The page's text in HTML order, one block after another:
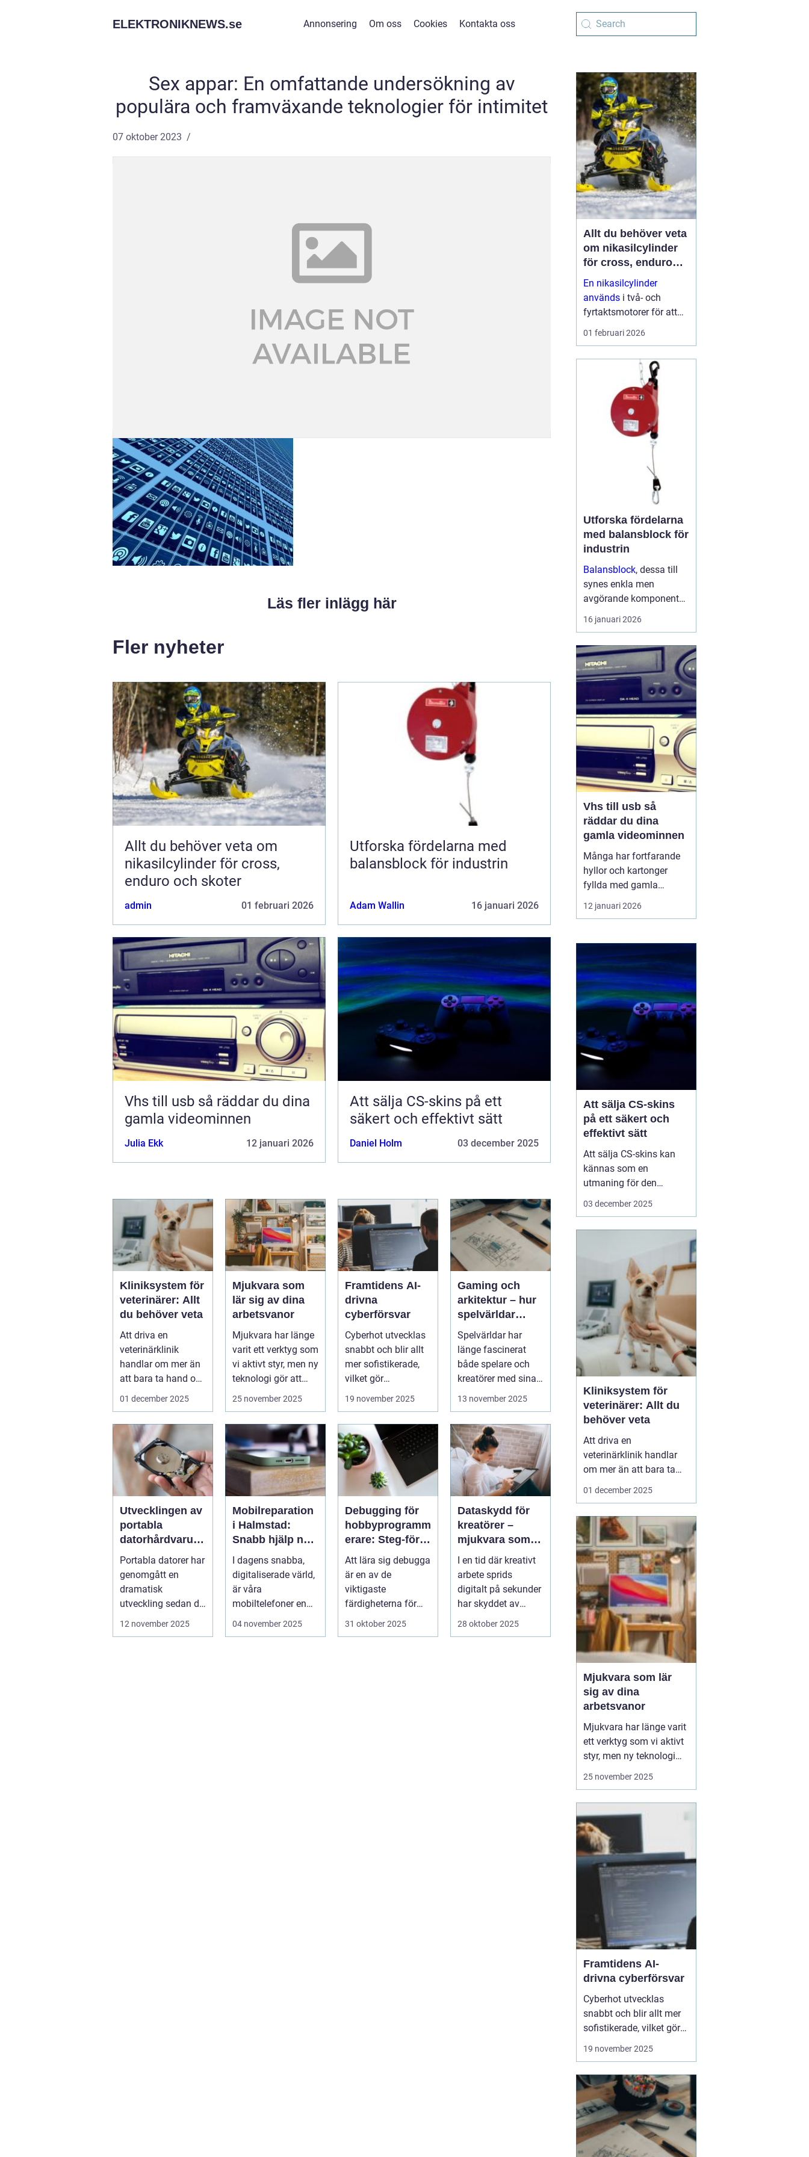
ELEKTRONIKNEWS.se Annonsering Om oss Cookies Kontakta oss
Sex appar: En omfattande undersökning av
populära och framväxande teknologier för intimitet
07 oktober 2023
Läs fler inlägg här
Fler nyheter
Allt du behöver veta om
nikasilcylinder för cross,
enduro och skoter
admin 01 februari 2026
Utforska fördelarna med
balansblock för industrin
Adam Wallin 16 januari 2026
Vhs till usb så räddar du dina
gamla videominnen
Julia Ekk 12 januari 2026
Att sälja CS-skins på ett
säkert och effektivt sätt
Daniel Holm 03 december 2025
Kliniksystem för
veterinärer: Allt
du behöver veta
Att driva en
veterinärklinik
handlar om mer än
att bara ta hand om
djuren.
01 december 2025
Mjukvara som
lär sig av dina
arbetsvanor
Mjukvara har länge
varit ett verktyg som
vi aktivt styr, men ny
teknologi gör att
program ...
25 november 2025
Framtidens AI-
drivna
cyberförsvar
Cyberhot utvecklas
snabbt och blir allt
mer sofistikerade,
vilket gör
traditionella
19 november 2025
Gaming och
arkitektur – hur
spelvärldar
inspirerar
verklig
stadsplanering
Spelvärldar har
länge fascinerat
både spelare och
kreatörer med sina
detaljerad...
13 november 2025
Utvecklingen av
portabla
datorhårdvarulö
sningar
Portabla datorer har
genomgått en
dramatisk
utveckling sedan de
första bärbara
12 november 2025
Mobilreparation
i Halmstad:
Snabb hjälp när
telefonen gått
sönder
I dagens snabba,
digitaliserade värld,
är våra
mobiltelefoner en
central del av v&ar...
04 november 2025
Debugging för
hobbyprogramm
erare: Steg-för-
steg-metoder
Att lära sig debugga
är en av de
viktigaste
färdigheterna för
31 oktober 2025
Dataskydd för
kreatörer –
mjukvara som
skyddar
intellektuellt
kapital
I en tid där kreativt
arbete sprids
digitalt på sekunder
har skyddet av
intellektuellt ka...
28 oktober 2025
Allt du behöver veta
om nikasilcylinder
för cross, enduro
och skoter
En nikasilcylinder
används i två- och
fyrtaktsmotorer för att
ge längre livslängd,
cylindern beläggs med
nickelkiselkarbid-
beläggning som tål höga
varvtal,...
01 februari 2026
Utforska fördelarna
med balansblock för
industrin
Balansblock, dessa till
synes enkla men
avgörande komponenter,
har länge spelat en viktig
roll inom industrin. Det
jämvikt mellan
arbetsverktyg...
16 januari 2026
Vhs till usb så
räddar du dina
gamla videominnen
Många har fortfarande
hyllor och kartonger
fyllda med gamla
videoband. Bröllop,
skolavslutningar,
vardagsklipp från 80-
och 90-talet ligger kvar
på kassetter som knappt
går att spela upp längre.
Samtidigt försvinner
fungerande videos...
12 januari 2026
Att sälja CS-skins
på ett säkert och
effektivt sätt
Att sälja CS-skins kan
kännas som en
utmaning för den
oinvigde, men med rätt
skins, eller Counter-
Strike: Global Offensive
(CS:GO) skins, &...
03 december 2025
Kliniksystem för
veterinärer: Allt du
behöver veta
Att driva en
veterinärklinik handlar
om mer än att bara ta
hand om djuren.
överväldigande, och
kliniksystem för en
veterinär blir verktyget
som underlättar denna
börda. G...
01 december 2025
Mjukvara som lär
sig av dina
arbetsvanor
Mjukvara har länge varit
ett verktyg som vi aktivt
styr, men ny teknologi
gör att program idag kan
program kan analysera
hur du arbetar, vilka
appar du använder mest
och vilka uppgift...
25 november 2025
Framtidens AI-
drivna cyberförsvar
Cyberhot utvecklas
snabbt och blir allt mer
sofistikerade, vilket gör
traditionella
cybersäkerhet kräver
proaktiva och
intelligenta system som
kan identifiera, analysera
och n...
19 november 2025